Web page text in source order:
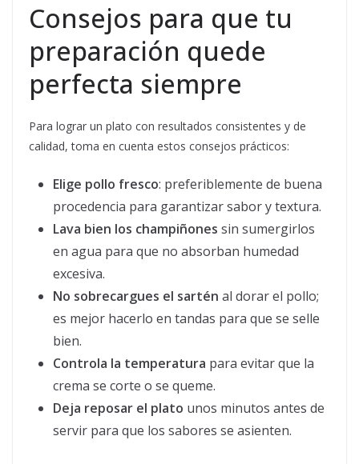
Consejos para que tu
preparación quede
perfecta siempre
Para lograr un plato con resultados consistentes y de
calidad, toma en cuenta estos consejos prácticos:
Elige pollo fresco: preferiblemente de buena
procedencia para garantizar sabor y textura.
Lava bien los champiñones sin sumergirlos
en agua para que no absorban humedad
excesiva.
No sobrecargues el sartén al dorar el pollo;
es mejor hacerlo en tandas para que se selle
bien.
Controla la temperatura para evitar que la
crema se corte o se queme.
Deja reposar el plato unos minutos antes de
servir para que los sabores se asienten.